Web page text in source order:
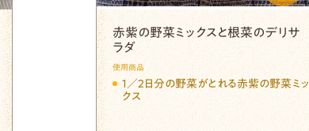
赤紫の野菜ミックスと根菜のデリサ
ラダ
使用商品
１／２日分の野菜がとれる赤紫の野菜ミッ
クス